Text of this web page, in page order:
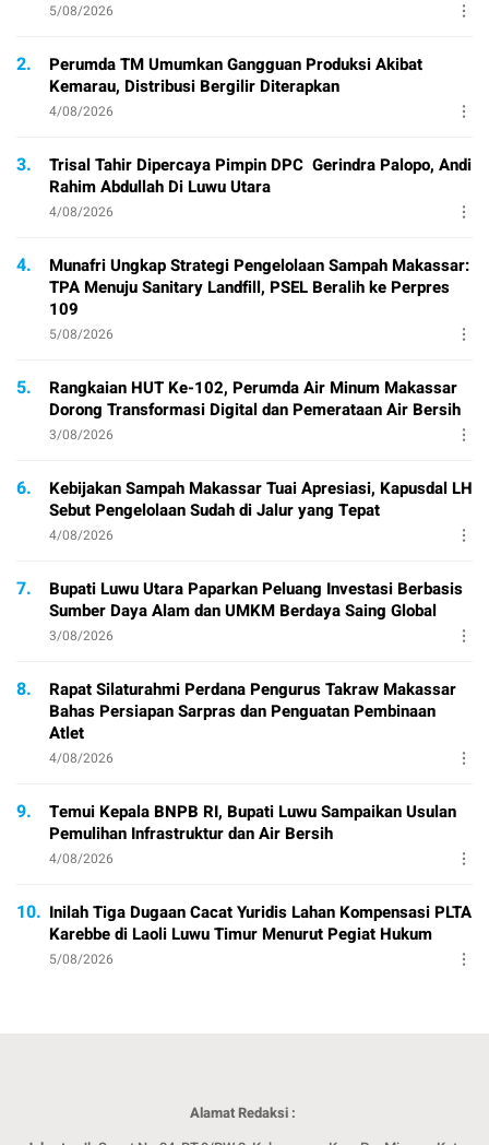
5/08/2026
2.
Perumda TM Umumkan Gangguan Produksi Akibat
Kemarau, Distribusi Bergilir Diterapkan
4/08/2026
3.
Trisal Tahir Dipercaya Pimpin DPC Gerindra Palopo, Andi
Rahim Abdullah Di Luwu Utara
4/08/2026
4.
Munafri Ungkap Strategi Pengelolaan Sampah Makassar:
TPA Menuju Sanitary Landfill, PSEL Beralih ke Perpres
109
5/08/2026
5.
Rangkaian HUT Ke-102, Perumda Air Minum Makassar
Dorong Transformasi Digital dan Pemerataan Air Bersih
3/08/2026
6.
Kebijakan Sampah Makassar Tuai Apresiasi, Kapusdal LH
Sebut Pengelolaan Sudah di Jalur yang Tepat
4/08/2026
7.
Bupati Luwu Utara Paparkan Peluang Investasi Berbasis
Sumber Daya Alam dan UMKM Berdaya Saing Global
3/08/2026
8.
Rapat Silaturahmi Perdana Pengurus Takraw Makassar
Bahas Persiapan Sarpras dan Penguatan Pembinaan
Atlet
4/08/2026
9.
Temui Kepala BNPB RI, Bupati Luwu Sampaikan Usulan
Pemulihan Infrastruktur dan Air Bersih
4/08/2026
10. Inilah Tiga Dugaan Cacat Yuridis Lahan Kompensasi PLTA
Karebbe di Laoli Luwu Timur Menurut Pegiat Hukum
5/08/2026
Alamat Redaksi :